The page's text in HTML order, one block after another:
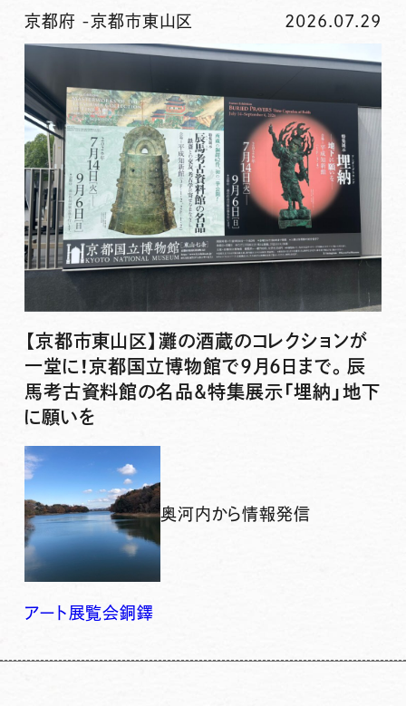
京都府 -京都市東山区 2026.07.29
【京都市東山区】灘の酒蔵のコレクションが
一堂に！京都国立博物館で9月6日まで。辰
馬考古資料館の名品&特集展示「埋納」地下
に願いを
奥河内から情報発信
アート 展覧会銅鐸